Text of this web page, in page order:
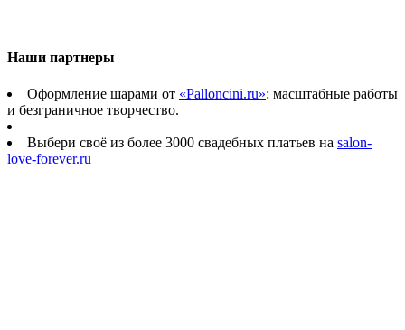
Наши партнеры
Оформление шарами от «Palloncini.ru»: масштабные работы
и безграничное творчество.
Выбери своё из более 3000 свадебных платьев на salon-
love-forever.ru